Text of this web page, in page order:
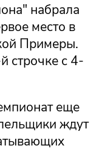
набрала
место в
Примеры.
строчке с 4-
еще
ждут